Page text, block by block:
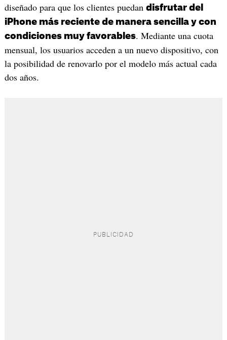
diseñado para que los clientes puedan disfrutar del
iPhone más reciente de manera sencilla y con
condiciones muy favorables. Mediante una cuota
mensual, los usuarios acceden a un nuevo dispositivo, con
la posibilidad de renovarlo por el modelo más actual cada
dos años.